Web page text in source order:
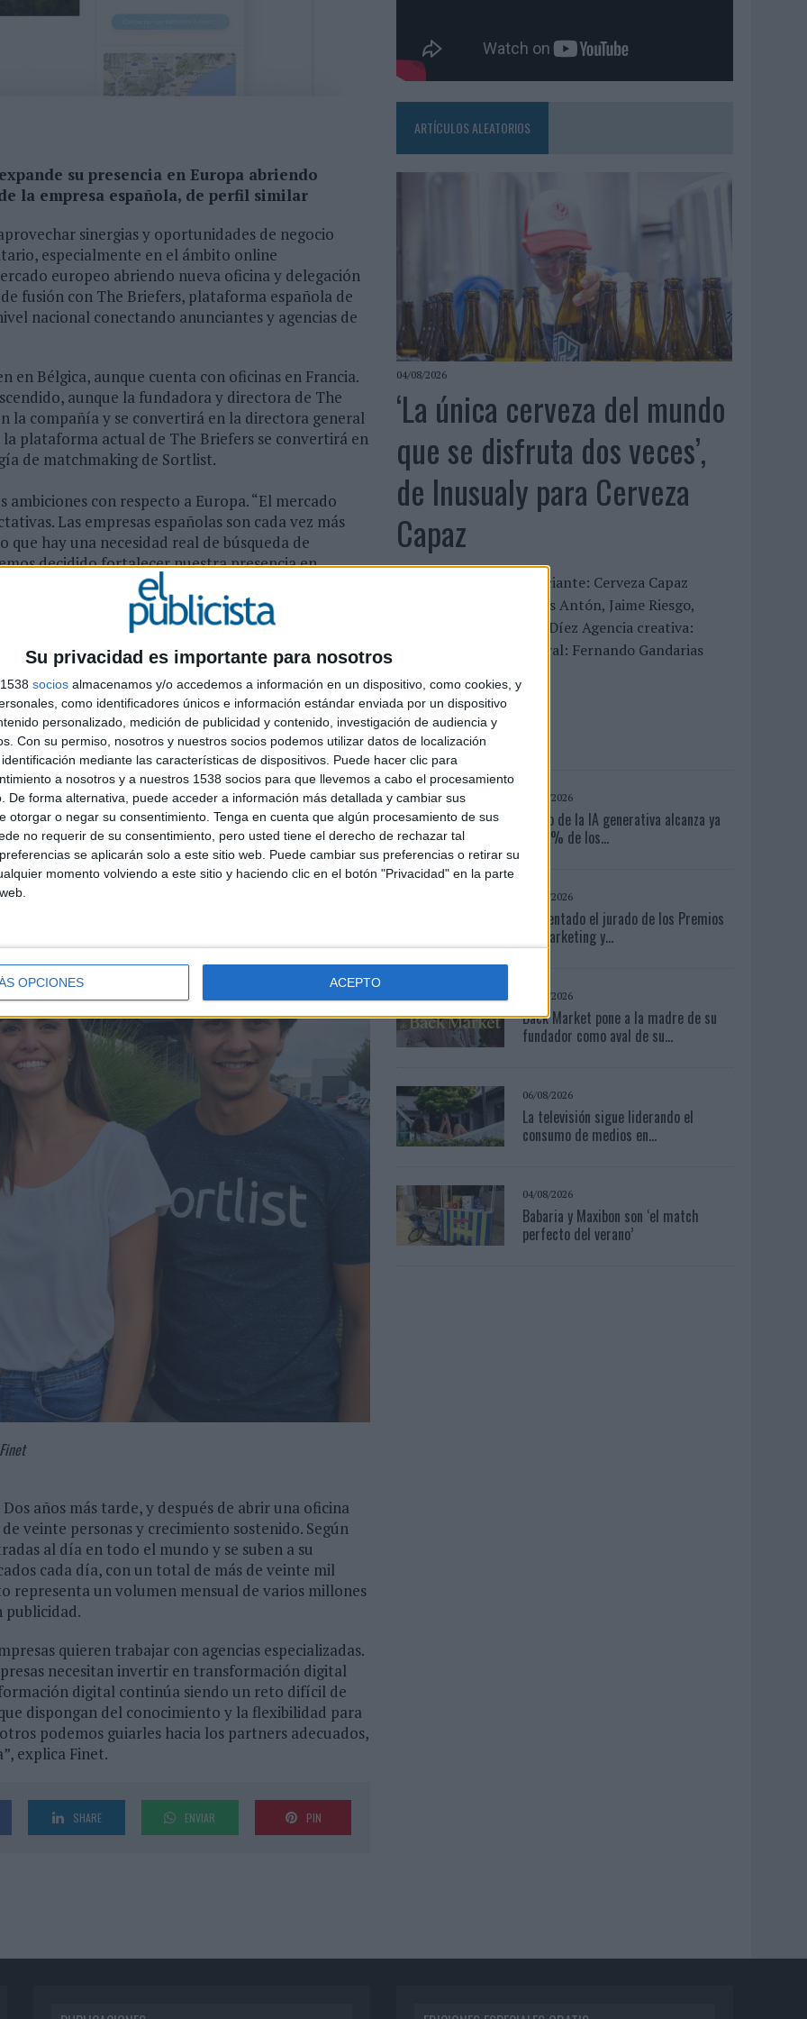
Su privacidad es importante para nosotros
socios almacenamos y/o accedemos a información en un dispositivo, como cookies, y
como identificadores únicos e información estándar enviada por un dispositivo
personalizado, medición de publicidad y contenido, investigación de audiencia y
Con su permiso, nosotros y nuestros socios podemos utilizar datos de localización
mediante las características de dispositivos. Puede hacer clic para
a nosotros y a nuestros 1538 socios para que llevemos a cabo el procesamiento
De forma alternativa, puede acceder a información más detallada y cambiar sus
otorgar o negar su consentimiento. Tenga en cuenta que algún procesamiento de sus
no requerir de su consentimiento, pero usted tiene el derecho de rechazar tal
se aplicarán solo a este sitio web. Puede cambiar sus preferencias o retirar su
momento volviendo a este sitio y haciendo clic en el botón "Privacidad" en la parte
OPCIONES ACEPTO
REGRESO DEL FÚTBOL
su presencia en Europa abriendo
la empresa española, de perfil similar
sinergias y oportunidades de negocio
especialmente en el ámbito online
europeo abriendo nueva oficina y delegación
fusión con The Briefers, plataforma española de
nacional conectando anunciantes y agencias de
en Bélgica, aunque cuenta con oficinas en Francia.
aunque la fundadora y directora de The
la compañía y se convertirá en la directora general
plataforma actual de The Briefers se convertirá en
de matchmaking de Sortlist.
con respecto a Europa. “El mercado
Las empresas españolas son cada vez más
hay una necesidad real de búsqueda de
decidido fortalecer nuestra presencia en
añade: “Nuestro enfoque siempre ha sido
o agencias. Continuando con esta visión
conocimiento del mercado español en lugar de
como asesora y fundadora de The
en la directora general que buscábamos.
me convencieron desde el primer momento. Estoy
común: crear un mercado de marketing y
en líderes a nivel Europeo, es una
años más tarde, y después de abrir una oficina
veinte personas y crecimiento sostenido. Según
al día en todo el mundo y se suben a su
cada día, con un total de más de veinte mil
representa un volumen mensual de varios millones
publicidad.
quieren trabajar con agencias especializadas.
necesitan invertir en transformación digital
digital continúa siendo un reto difícil de
dispongan del conocimiento y la flexibilidad para
podemos guiarles hacia los partners adecuados,
explica Finet.
SHARE ENVIAR PIN
ARTÍCULOS ALEATORIOS
04/08/2026
‘La única cerveza del mundo
que se disfruta dos veces’,
de Inusualy para Cerveza
Capaz
FICHA TÉCNICA Anunciante: Cerveza Capaz
Contacto cliente: Carlos Antón, Jaime Riesgo,
Andrea Coello y Nacho Díez Agencia creativa:
Inusualy Director general: Fernando Gandarias
LEER MÁS
06/08/2026
El uso de la IA generativa alcanza ya
al 62% de los...
03/08/2026
Presentado el jurado de los Premios
de Marketing y...
03/08/2026
Back Market pone a la madre de su
fundador como aval de su...
06/08/2026
La televisión sigue liderando el
consumo de medios en...
04/08/2026
Babaria y Maxibon son ‘el match
perfecto del verano’